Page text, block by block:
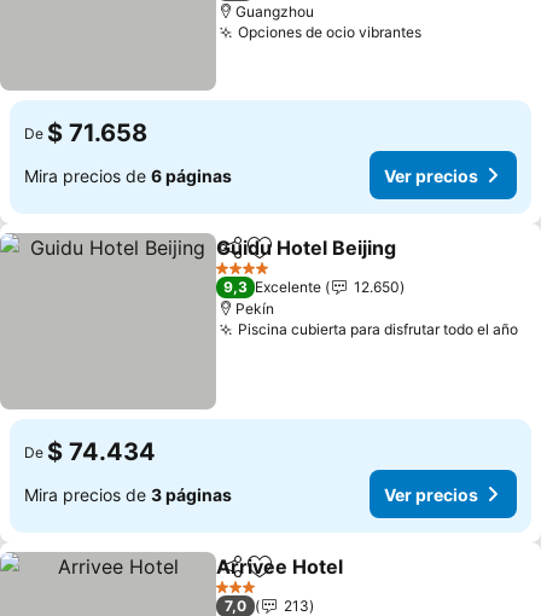
Guangzhou
Opciones de ocio vibrantesVer precios
De $ 71.658
Mira precios de 6 páginas Ver precios
CompartirAgregar a favoritos
Guidu Hotel Beijing
4 Estrellas
9,3 Excelente
12.650
Pekín
Piscina cubierta para disfrutar todo el año
De $ 74.434
Mira precios de 3 páginas Ver precios
CompartirAgregar a favoritos
Arrivee Hotel
3 Estrellas
7,0
213